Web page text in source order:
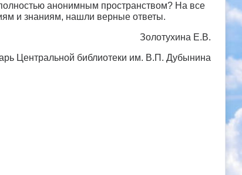
анонимным пространством? На все
и знаниям, нашли верные ответы.
Золотухина Е.В.
Центральной библиотеки им. В.П. Дубынина